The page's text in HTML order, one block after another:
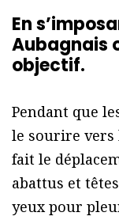
En
Aubagnais
objectif.
Pendant que
le sourire vers
fait le
abattus et
yeux pour